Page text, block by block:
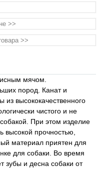
>>
>>
мячом.
пород. Канат и
из высококачественного
чистого и не
При этом изделие
высокой прочностью,
материал приятен для
для собаки. Во время
зубы и десна собаки от